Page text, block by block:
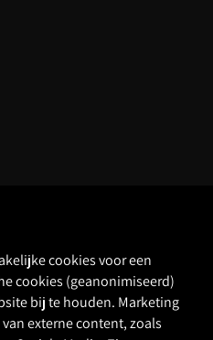
cookies voor een
cookies (geanonimiseerd)
bij te houden. Marketing
externe content, zoals